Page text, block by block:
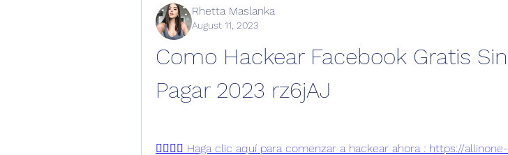
Rhetta Maslanka
August 11, 2023
Como Hackear Facebook Gratis Sin
Pagar 2023 rz6jAJ
👉🏻👉🏻 Haga clic aquí para comenzar a hackear ahora : https://allinone-